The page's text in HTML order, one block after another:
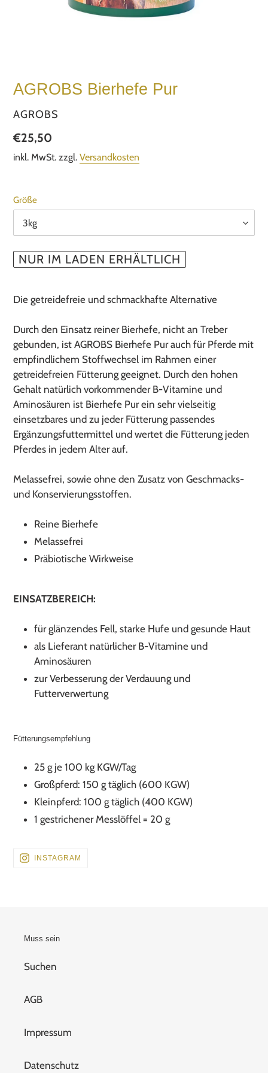
AGROBS Bierhefe Pur
VERKÄUFER
AGROBS
Normaler
Preis
€25,50
inkl. MwSt. zzgl. Versandkosten
Größe
NUR IM LADEN ERHÄLTLICH
wird
Warenkorb
hinzugefügt
Die getreidefreie und schmackhafte Alternative
Durch den Einsatz reiner Bierhefe, nicht an Treber
gebunden, ist AGROBS Bierhefe Pur auch für Pferde mit
empfindlichem Stoffwechsel im Rahmen einer
getreidefreien Fütterung geeignet. Durch den hohen
Gehalt natürlich vorkommender B-Vitamine und
Aminosäuren ist Bierhefe Pur ein sehr vielseitig
einsetzbares und zu jeder Fütterung passendes
Ergänzungsfuttermittel und wertet die Fütterung jeden
Pferdes in jedem Alter auf.
Melassefrei, sowie ohne den Zusatz von Geschmacks-
und Konservierungsstoffen.
Reine Bierhefe
Melassefrei
Präbiotische Wirkweise
EINSATZBEREICH:
für glänzendes Fell, starke Hufe und gesunde Haut
als Lieferant natürlicher B-Vitamine und
Aminosäuren
zur Verbesserung der Verdauung und
Futterverwertung
Fütterungsempfehlung
25 g je 100 kg KGW/Tag
Großpferd: 150 g täglich (600 KGW)
Kleinpferd: 100 g täglich (400 KGW)
1 gestrichener Messlöffel = 20 g
INSTAGRAM
Muss sein
Suchen
AGB
Impressum
Datenschutz